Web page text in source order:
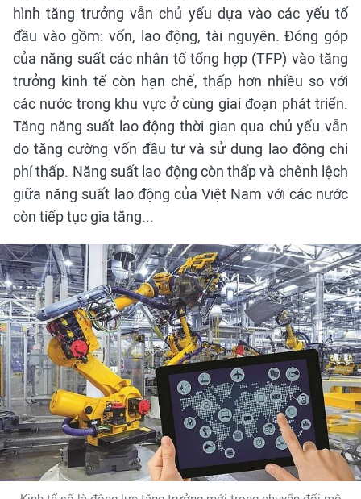
hình tăng trưởng vẫn chủ yếu dựa vào các yếu tố
đầu vào gồm: vốn, lao động, tài nguyên. Đóng góp
của năng suất các nhân tố tổng hợp (TFP) vào tăng
trưởng kinh tế còn hạn chế, thấp hơn nhiều so với
các nước trong khu vực ở cùng giai đoạn phát triển.
Tăng năng suất lao động thời gian qua chủ yếu vẫn
do tăng cường vốn đầu tư và sử dụng lao động chi
phí thấp. Năng suất lao động còn thấp và chênh lệch
giữa năng suất lao động của Việt Nam với các nước
còn tiếp tục gia tăng...